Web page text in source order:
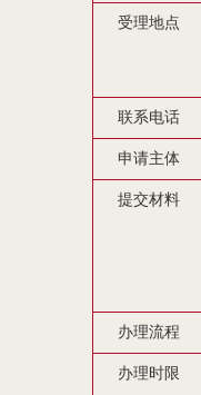
受理地点
联系电话
申请主体
提交材料
办理流程
办理时限